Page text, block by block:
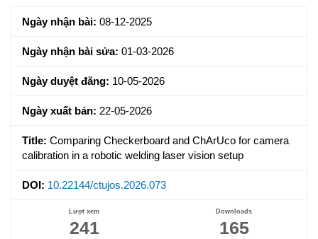
Ngày nhận bài: 08-12-2025
Ngày nhận bài sửa: 01-03-2026
Ngày duyệt đăng: 10-05-2026
Ngày xuất bản: 22-05-2026
Title: Comparing Checkerboard and ChArUco for camera
calibration in a robotic welding laser vision setup
DOI: 10.22144/ctujos.2026.073
Lượt xem
241
Downloads
165